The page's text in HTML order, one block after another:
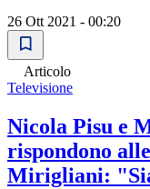
26 Ott 2021 - 00:20
Articolo
Televisione
Nicola Pisu e
rispondono
Mirigliani: